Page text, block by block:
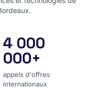
appels d'offres
4 000
000+
appels d'offres
internationaux